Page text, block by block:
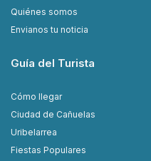
Quiénes somos
Envianos tu noticia
Guía del Turista
Cómo llegar
Ciudad de Cañuelas
Uribelarrea
Fiestas Populares